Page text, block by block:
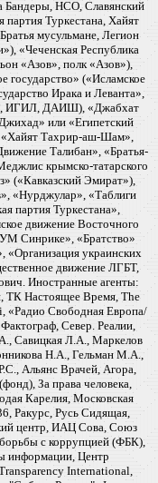
Бандеры, НСО, Славянский
Туркестана, Хайят
мусульмане, Легион
«Чеченская Республика
«Азов», полк «Азов»),
государство» («Исламское
Ирака и Леванта»,
ИГИЛ, ДАИШ), «Джабхат
или «Египетский
«Хайят Тахрир-аш-Шам»,
Талибан», «Братья-
крымско-татарского
(«Кавказский Эмират»),
«Нурджулар», «Таблиги
партия Туркестана»,
движение Восточного
Синрике», «Братство»
«Организация украинских
движение ЛГБТ,
Иностранные агенты:
ТК Настоящее Время, The
«Радио Свободная Европа/
Север. Реалии,
Савицкая Л.А., Маркелов
Н.А., Гельман М.А.,
Альянс Врачей, Агора,
За права человека,
Карелия, Московская
Ракурс, Русь Сидящая,
центр, ИАЦ Сова, Союз
с коррупцией (ФБК),
информации, Центр
International,